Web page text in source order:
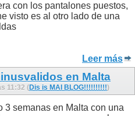
con los pantalones puestos,
visto es al otro lado de una
Leer más
en Malta
11:32 (Dis is MAI BLOG!!!!!!!!!!)
3 semanas en Malta con una